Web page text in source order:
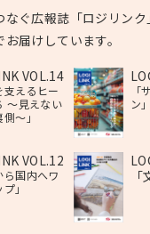
なぐ広報誌「ロジリン
届けしています。
VOL.14
支えるヒー
〜見えない
〜」
「
ン」
VOL.12
ら国内へワ
」